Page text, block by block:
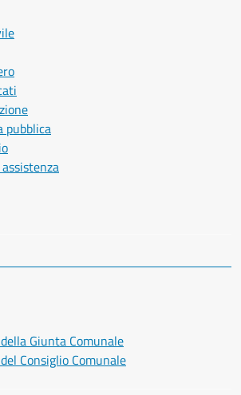
pubblica
Giunta Comunale
Consiglio Comunale